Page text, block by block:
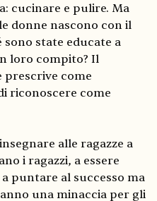
cucinare e pulire. Ma
donne nascono con il
state educate a
loro compito? Il
prescrive come
riconoscere come
alle ragazze a
i ragazzi, a essere
puntare al successo ma
una minaccia per gli